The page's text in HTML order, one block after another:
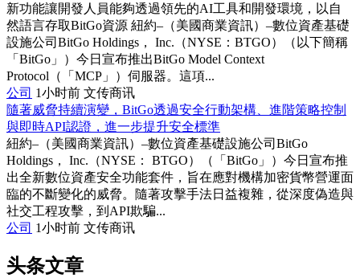
新功能讓開發人員能夠透過領先的AI工具和開發環境，以自
然語言存取BitGo資源 紐約–（美國商業資訊）–數位資產基礎
設施公司BitGo Holdings， Inc.（NYSE：BTGO）（以下簡稱
「BitGo」）今日宣布推出BitGo Model Context
Protocol（「MCP」）伺服器。這項...
公司 1小时前 文传商讯
隨著威脅持續演變，BitGo透過安全行動架構、進階策略控制
與即時API認證，進一步提升安全標準
紐約–（美國商業資訊）–數位資產基礎設施公司BitGo
Holdings， Inc.（NYSE： BTGO）（「BitGo」）今日宣布推
出全新數位資產安全功能套件，旨在應對機構加密貨幣營運面
臨的不斷變化的威脅。隨著攻擊手法日益複雜，從深度偽造與
社交工程攻擊，到API欺騙...
公司 1小时前 文传商讯
头条文章